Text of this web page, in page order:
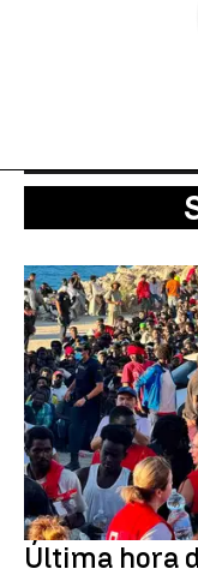
Última hora